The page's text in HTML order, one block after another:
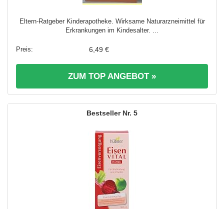
Eltern-Ratgeber Kinderapotheke. Wirksame Naturarzneimittel für
Erkrankungen im Kindesalter. ...
6,49 €
ZUM TOP ANGEBOT »
5